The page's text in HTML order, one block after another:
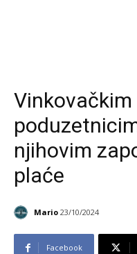
Vinkovačkim
njihovim
plaće
Mario 23/10/2024
Facebook